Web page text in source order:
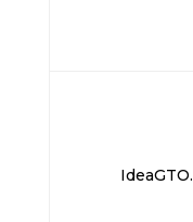
IdeaGTO.